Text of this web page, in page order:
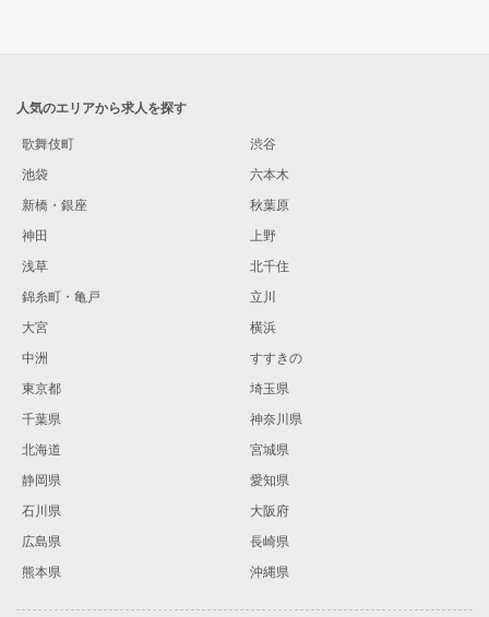
人気のエリアから求人を探す
歌舞伎町
渋谷
池袋
六本木
新橋・銀座
秋葉原
神田
上野
浅草
北千住
錦糸町・亀戸
立川
大宮
横浜
中洲
すすきの
東京都
埼玉県
千葉県
神奈川県
北海道
宮城県
静岡県
愛知県
石川県
大阪府
広島県
長崎県
熊本県
沖縄県